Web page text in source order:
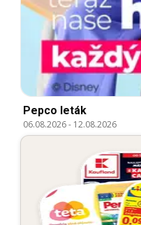
Pepco leták
06.08.2026- 12.08.2026